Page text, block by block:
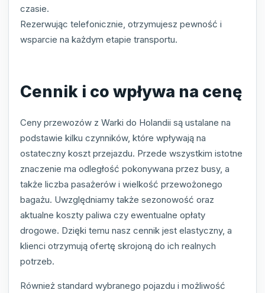
czasie.
Rezerwując telefonicznie, otrzymujesz pewność i
wsparcie na każdym etapie transportu.
Cennik i co wpływa na cenę
Ceny przewozów z Warki do Holandii są ustalane na
podstawie kilku czynników, które wpływają na
ostateczny koszt przejazdu. Przede wszystkim istotne
znaczenie ma odległość pokonywana przez busy, a
także liczba pasażerów i wielkość przewożonego
bagażu. Uwzględniamy także sezonowość oraz
aktualne koszty paliwa czy ewentualne opłaty
drogowe. Dzięki temu nasz cennik jest elastyczny, a
klienci otrzymują ofertę skrojoną do ich realnych
potrzeb.
Również standard wybranego pojazdu i możliwość